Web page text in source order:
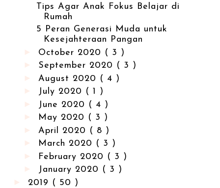
Tips Agar Anak Fokus Belajar di
Rumah
5 Peran Generasi Muda untuk
Kesejahteraan Pangan
October 2020 ( 3 )
September 2020 ( 3 )
August 2020 ( 4 )
July 2020 ( 1 )
June 2020 ( 4 )
May 2020 ( 3 )
April 2020 ( 8 )
March 2020 ( 3 )
February 2020 ( 3 )
January 2020 ( 3 )
2019 ( 50 )